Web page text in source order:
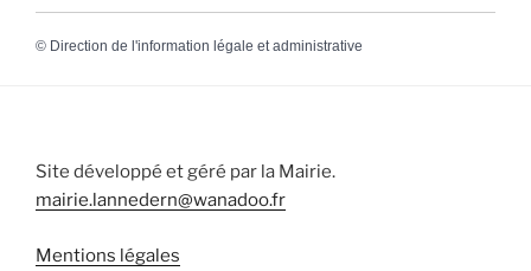
© Direction de l'information légale et administrative
Site développé et géré par la Mairie.
mairie.lannedern@wanadoo.fr
Mentions légales